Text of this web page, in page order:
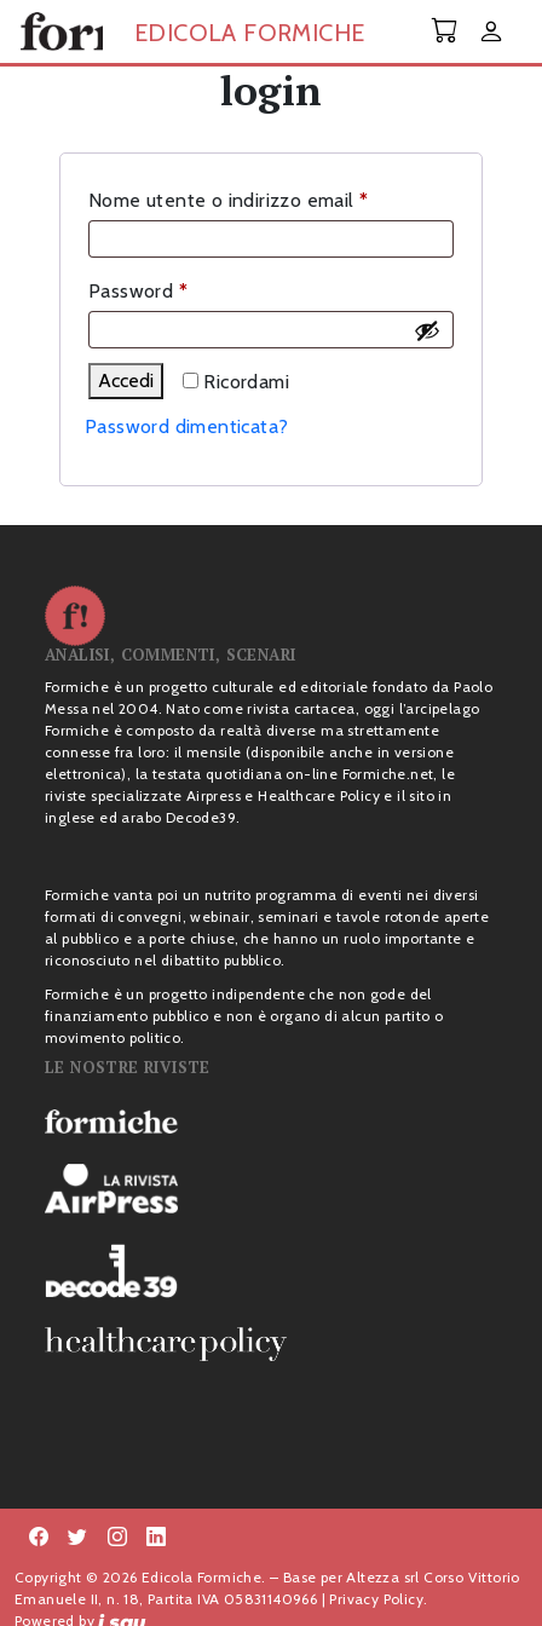
Skip to main content
EDICOLA FORMICHE
login
Nome utente o indirizzo email *Richiesto
Password *Richiesto
Ricordami
Accedi
Password dimenticata?
ANALISI, COMMENTI, SCENARI
Formiche è un progetto culturale ed editoriale fondato da Paolo
Messa nel 2004. Nato come rivista cartacea, oggi l’arcipelago
Formiche è composto da realtà diverse ma strettamente
connesse fra loro: il mensile (disponibile anche in versione
elettronica), la testata quotidiana on-line Formiche.net, le
riviste specializzate Airpress e Healthcare Policy e il sito in
inglese ed arabo Decode39.
Formiche vanta poi un nutrito programma di eventi nei diversi
formati di convegni, webinair, seminari e tavole rotonde aperte
al pubblico e a porte chiuse, che hanno un ruolo importante e
riconosciuto nel dibattito pubblico.
Formiche è un progetto indipendente che non gode del
finanziamento pubblico e non è organo di alcun partito o
movimento politico.
LE NOSTRE RIVISTE
Copyright © 2026 Edicola Formiche. – Base per Altezza srl Corso Vittorio
Emanuele II, n. 18, Partita IVA 05831140966 |Privacy Policy.
Powered by